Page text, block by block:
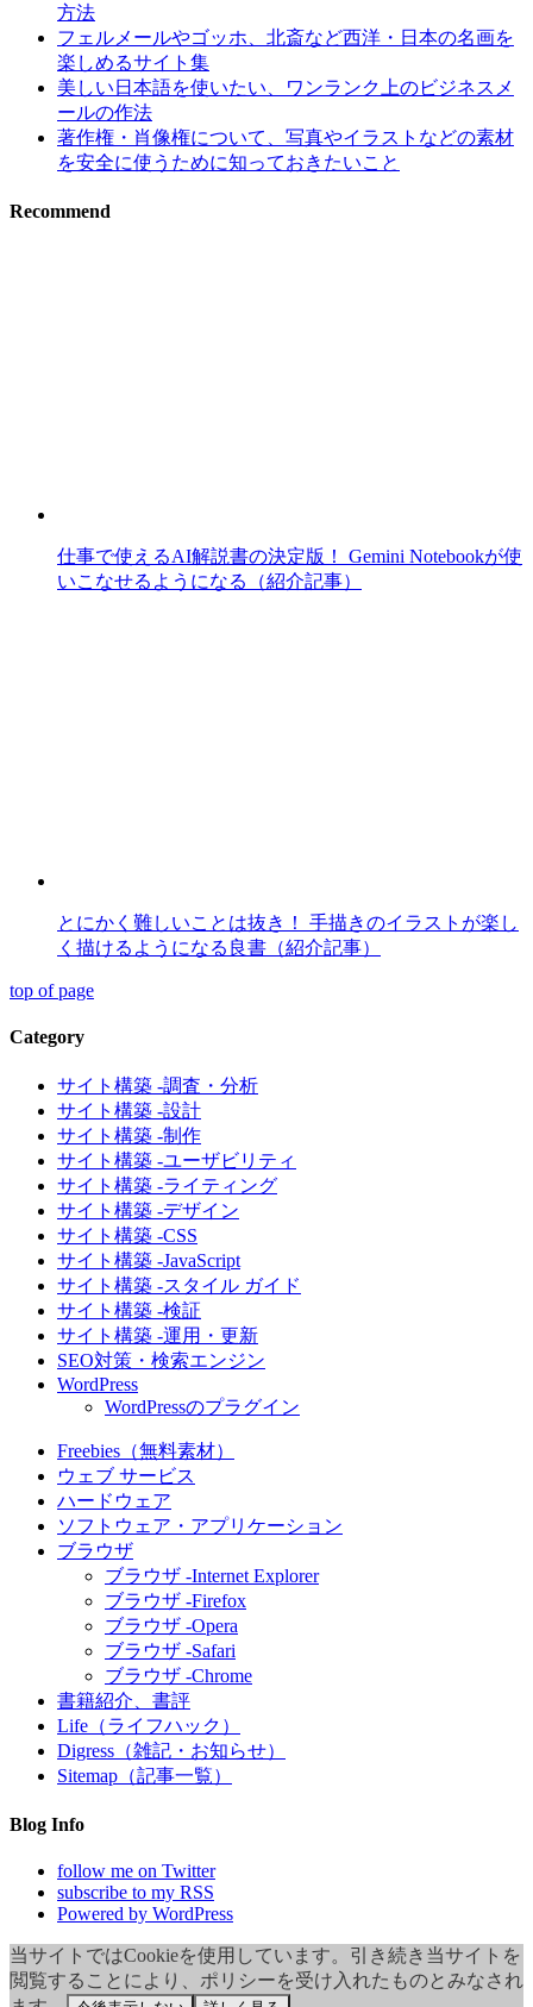
方法
フェルメールやゴッホ、北斎など西洋・日本の名画を
楽しめるサイト集
美しい日本語を使いたい、ワンランク上のビジネスメ
ールの作法
著作権・肖像権について、写真やイラストなどの素材
を安全に使うために知っておきたいこと
Recommend
仕事で使えるAI解説書の決定版！ Gemini Notebookが使
いこなせるようになる（紹介記事）
とにかく難しいことは抜き！ 手描きのイラストが楽し
く描けるようになる良書（紹介記事）
top of page
Category
サイト構築 -調査・分析
サイト構築 -設計
サイト構築 -制作
サイト構築 -ユーザビリティ
サイト構築 -ライティング
サイト構築 -デザイン
サイト構築 -CSS
サイト構築 -JavaScript
サイト構築 -スタイル ガイド
サイト構築 -検証
サイト構築 -運用・更新
SEO対策・検索エンジン
WordPress
WordPressのプラグイン
Freebies（無料素材）
ウェブ サービス
ハードウェア
ソフトウェア・アプリケーション
ブラウザ
ブラウザ -Internet Explorer
ブラウザ -Firefox
ブラウザ -Opera
ブラウザ -Safari
ブラウザ -Chrome
書籍紹介、書評
Life（ライフハック）
Digress（雑記・お知らせ）
Sitemap（記事一覧）
Blog Info
follow me on Twitter
subscribe to my RSS
Powered by WordPress
当サイトではCookieを使用しています。引き続き当サイトを
閲覧することにより、ポリシーを受け入れたものとみなされ